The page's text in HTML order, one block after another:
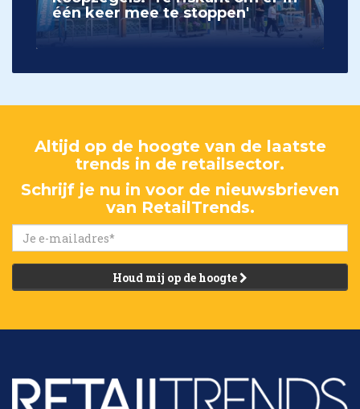
één keer mee te stoppen'
Altijd op de hoogte van de laatste
trends in de retailsector.
Schrijf je nu in voor de nieuwsbrieven
van RetailTrends.
Houd mij op de hoogte